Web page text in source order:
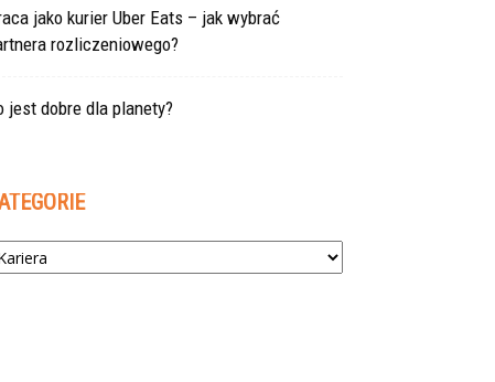
jako kurier Uber Eats – jak wybrać
rozliczeniowego?
jest dobre dla planety?